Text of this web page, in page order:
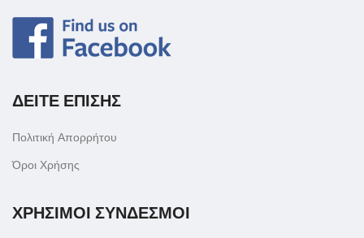
ΔΕΙΤΕ ΕΠΙΣΗΣ
Πολιτική Απορρήτου
Όροι Χρήσης
ΧΡΗΣΙΜΟΙ ΣΥΝΔΕΣΜΟΙ